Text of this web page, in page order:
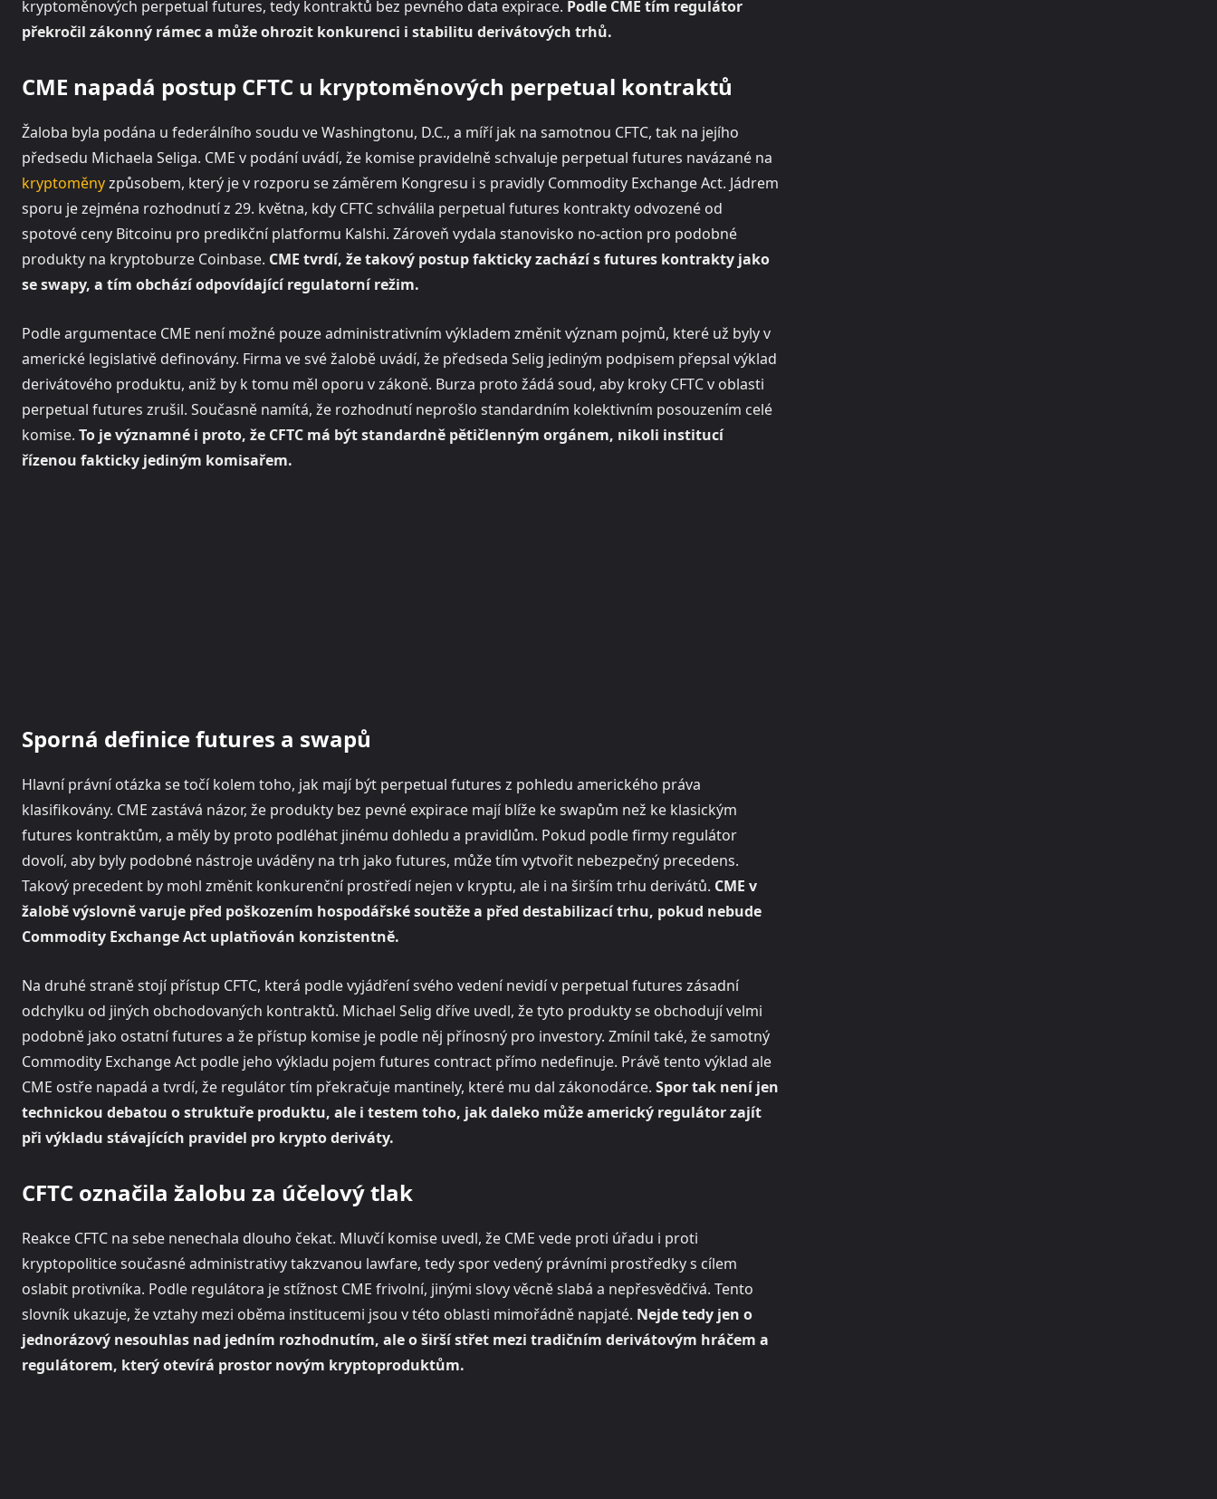
kryptoměnových perpetual futures, tedy kontraktů bez pevného data expirace. Podle CME tím regulátor
překročil zákonný rámec a může ohrozit konkurenci i stabilitu derivátových trhů.
CME napadá postup CFTC u kryptoměnových perpetual kontraktů
Žaloba byla podána u federálního soudu ve Washingtonu, D.C., a míří jak na samotnou CFTC, tak na jejího
předsedu Michaela Seliga. CME v podání uvádí, že komise pravidelně schvaluje perpetual futures navázané na
kryptoměnyzpůsobem, který je v rozporu se záměrem Kongresu i s pravidly Commodity Exchange Act. Jádrem
sporu je zejména rozhodnutí z 29. května, kdy CFTC schválila perpetual futures kontrakty odvozené od
spotové ceny Bitcoinu pro predikční platformu Kalshi. Zároveň vydala stanovisko no-action pro podobné
produkty na kryptoburze Coinbase. CME tvrdí, že takový postup fakticky zachází s futures kontrakty jako
se swapy, a tím obchází odpovídající regulatorní režim.
Podle argumentace CME není možné pouze administrativním výkladem změnit význam pojmů, které už byly v
americké legislativě definovány. Firma ve své žalobě uvádí, že předseda Selig jediným podpisem přepsal výklad
derivátového produktu, aniž by k tomu měl oporu v zákoně. Burza proto žádá soud, aby kroky CFTC v oblasti
perpetual futures zrušil. Současně namítá, že rozhodnutí neprošlo standardním kolektivním posouzením celé
komise. To je významné i proto, že CFTC má být standardně pětičlenným orgánem, nikoli institucí
řízenou fakticky jediným komisařem.
Sporná definice futures a swapů
Hlavní právní otázka se točí kolem toho, jak mají být perpetual futures z pohledu amerického práva
klasifikovány. CME zastává názor, že produkty bez pevné expirace mají blíže ke swapům než ke klasickým
futures kontraktům, a měly by proto podléhat jinému dohledu a pravidlům. Pokud podle firmy regulátor
dovolí, aby byly podobné nástroje uváděny na trh jako futures, může tím vytvořit nebezpečný precedens.
Takový precedent by mohl změnit konkurenční prostředí nejen v kryptu, ale i na širším trhu derivátů. CME v
žalobě výslovně varuje před poškozením hospodářské soutěže a před destabilizací trhu, pokud nebude
Commodity Exchange Act uplatňován konzistentně.
Na druhé straně stojí přístup CFTC, která podle vyjádření svého vedení nevidí v perpetual futures zásadní
odchylku od jiných obchodovaných kontraktů. Michael Selig dříve uvedl, že tyto produkty se obchodují velmi
podobně jako ostatní futures a že přístup komise je podle něj přínosný pro investory. Zmínil také, že samotný
Commodity Exchange Act podle jeho výkladu pojem futures contract přímo nedefinuje. Právě tento výklad ale
CME ostře napadá a tvrdí, že regulátor tím překračuje mantinely, které mu dal zákonodárce. Spor tak není jen
technickou debatou o struktuře produktu, ale i testem toho, jak daleko může americký regulátor zajít
při výkladu stávajících pravidel pro krypto deriváty.
CFTC označila žalobu za účelový tlak
Reakce CFTC na sebe nenechala dlouho čekat. Mluvčí komise uvedl, že CME vede proti úřadu i proti
kryptopolitice současné administrativy takzvanou lawfare, tedy spor vedený právními prostředky s cílem
oslabit protivníka. Podle regulátora je stížnost CME frivolní, jinými slovy věcně slabá a nepřesvědčivá. Tento
slovník ukazuje, že vztahy mezi oběma institucemi jsou v této oblasti mimořádně napjaté. Nejde tedy jen o
jednorázový nesouhlas nad jedním rozhodnutím, ale o širší střet mezi tradičním derivátovým hráčem a
regulátorem, který otevírá prostor novým kryptoproduktům.